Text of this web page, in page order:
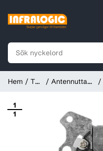
Hem
TV-
Antennuttag
1
1